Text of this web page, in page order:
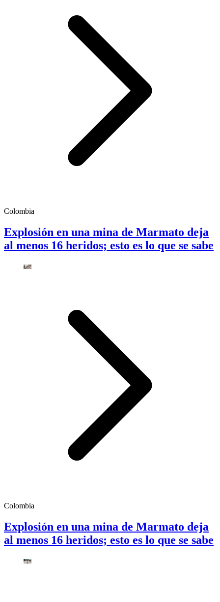
Colombia
Explosión en una mina de Marmato deja
al menos 16 heridos; esto es lo que se sabe
Colombia
Explosión en una mina de Marmato deja
al menos 16 heridos; esto es lo que se sabe